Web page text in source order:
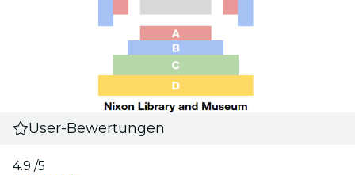
User-Bewertungen
4.9 /5